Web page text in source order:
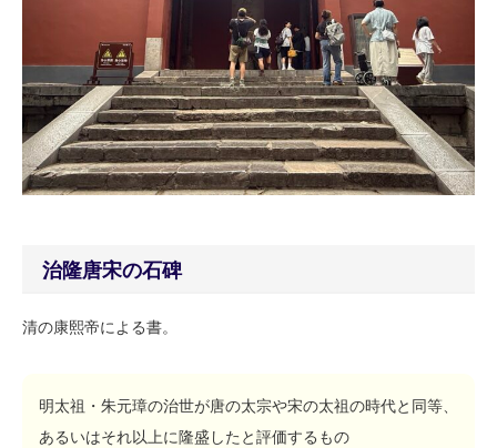
治隆唐宋の石碑
清の康熙帝による書。
明太祖・朱元璋の治世が唐の太宗や宋の太祖の時代と同等、
あるいはそれ以上に隆盛したと評価するもの